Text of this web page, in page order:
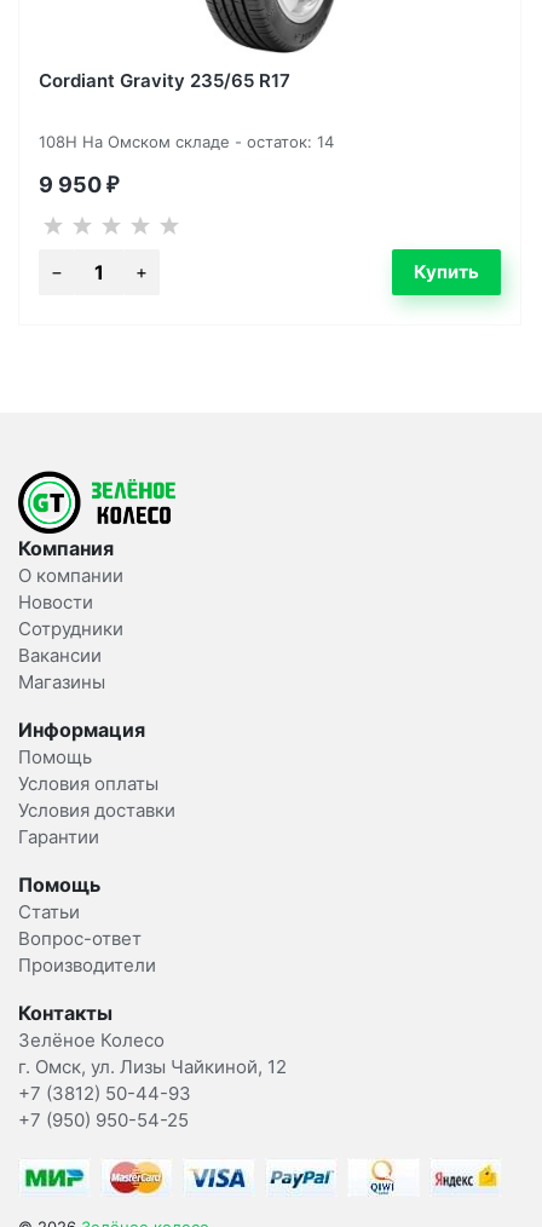
Cordiant Gravity 235/65 R17
108H На Омском складе - остаток: 14
9 950 ₽
Компания
О компании
Новости
Сотрудники
Вакансии
Магазины
Информация
Помощь
Условия оплаты
Условия доставки
Гарантии
Помощь
Статьи
Вопрос-ответ
Производители
Контакты
Зелёное Колесо
г. Омск, ул. Лизы Чайкиной, 12
+7 (3812) 50-44-93
+7 (950) 950-54-25